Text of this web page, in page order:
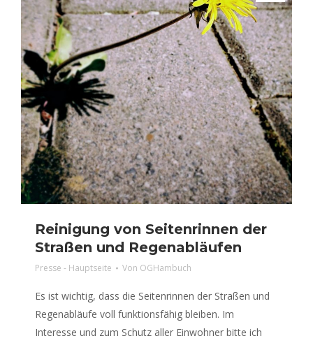
Reinigung von Seitenrinnen der
Straßen und Regenabläufen
Presse - Hauptseite Von OGHambuch
Es ist wichtig, dass die Seitenrinnen der Straßen und
Regenabläufe voll funktionsfähig bleiben. Im
Interesse und zum Schutz aller Einwohner bitte ich